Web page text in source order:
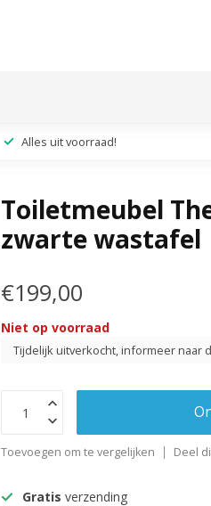
Alles uit voorraad!
Toiletmeubel
zwarte wastafel
€199,00
Niet op voorraad
Tijdelijk uitverkocht, informeer naar
Toevoegen om te vergelijken Deel
Gratis verzending